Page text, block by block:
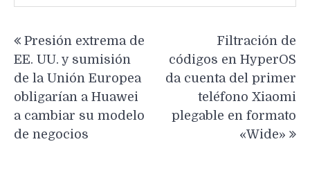
de
entradas
Presión extrema de
EE. UU. y sumisión
de la Unión Europea
obligarían a Huawei
a cambiar su modelo
de negocios
Filtración de
códigos en HyperOS
da cuenta del primer
teléfono Xiaomi
plegable en formato
«Wide»